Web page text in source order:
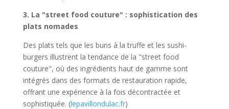
3. La "street food couture" : sophistication des
plats nomades
Des plats tels que les buns à la truffe et les sushi-
burgers illustrent la tendance de la "street food
couture", où des ingrédients haut de gamme sont
intégrés dans des formats de restauration rapide,
offrant une expérience à la fois décontractée et
sophistiquée. (lepavillondulac.fr)